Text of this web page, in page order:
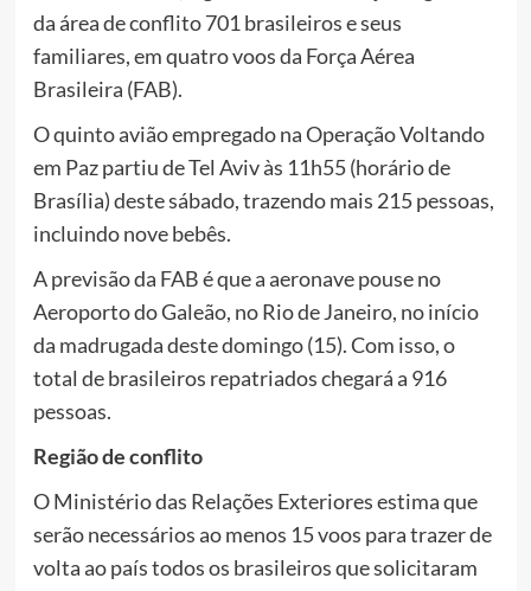
da área de conflito 701 brasileiros e seus
familiares, em quatro voos da Força Aérea
Brasileira (FAB).
O quinto avião empregado na Operação Voltando
em Paz partiu de Tel Aviv às 11h55 (horário de
Brasília) deste sábado, trazendo mais 215 pessoas,
incluindo nove bebês.
A previsão da FAB é que a aeronave pouse no
Aeroporto do Galeão, no Rio de Janeiro, no início
da madrugada deste domingo (15). Com isso, o
total de brasileiros repatriados chegará a 916
pessoas.
Região de conflito
O Ministério das Relações Exteriores estima que
serão necessários ao menos 15 voos para trazer de
volta ao país todos os brasileiros que solicitaram